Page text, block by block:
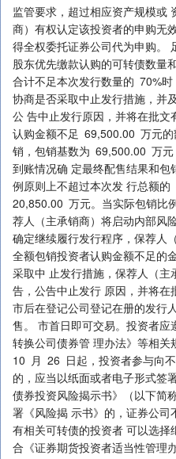
监管要求，超过相应资产规模或
商）有权认定该投资者的申购无
得全权委托证券公司代为申购。
股东优先缴款认购的可转债数量
合计不足本次发行数量的 70%
协商是否采取中止发行措施，并
公 告中止发行原因，并将在批
认购金额不足 69,500.00 万元
销，包销基数为 69,500.00 万
到账情况确 定最终配售结果和
例原则上不超过本次发 行总额
20,850.00 万元。当实际包销比
荐人（主承销商）将启动内部风
确定继续履行发行程序，保荐人
全额包销投资者认购金额不足的
采取中 止发行措施，保荐人（
告，公告中止发行 原因，并将
市后在登记公司登记在册的发行
售。 市首日即可交易。投资者
转换公司债券管 理办法》等相
10 月 26 日起，投资者参与向
的，应当以纸面或者电子形式签
债券投资风险揭示书》（以下简
署《风险揭 示书》的，证券公
有相关可转债的投资者 可以选
合《证券期货投资者适当性管理